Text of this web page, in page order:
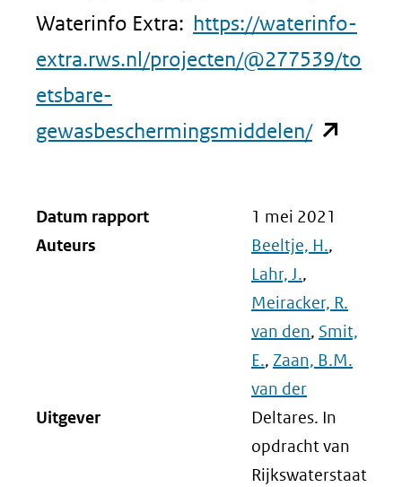
Waterinfo Extra: https://waterinfo-
extra.rws.nl/projecten/@277539/to
etsbare-
gewasbeschermingsmiddelen/(opent
venster)
naar
een
website)
Datum rapport
1 mei 2021
Auteurs
Beeltje, H.,
Lahr, J.,
Meiracker, R.
van den, Smit,
E., Zaan, B.M.
van der
Uitgever
Deltares. In
opdracht van
Rijkswaterstaat